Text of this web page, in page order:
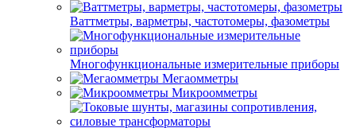
Ваттметры, варметры, частотомеры, фазометры
Многофункциональные измерительные приборы
Мегаомметры
Микроомметры